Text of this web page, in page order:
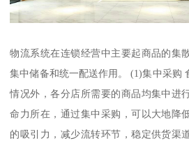
物流系统在连锁经营中主要起商品的集
集中储备和统一配送作用。 (1)集中采购
情况外，各分店所需要的商品均集中进
命力所在，通过集中采购，可以大地降
的吸引力，减少流转环节，稳定供货渠